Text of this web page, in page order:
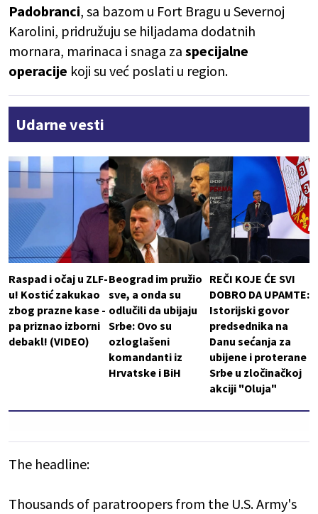
Padobranci, sa bazom u Fort Bragu u Severnoj
Karolini, pridružuju se hiljadama dodatnih
mornara, marinaca i snaga za specijalne
operacije koji su već poslati u region.
Udarne vesti
Raspad i očaj u ZLF-
u! Kostić zakukao
zbog prazne kase -
pa priznao izborni
debakl! (VIDEO)
Beograd im pružio
sve, a onda su
odlučili da ubijaju
Srbe: Ovo su
ozloglašeni
komandanti iz
Hrvatske i BiH
REČI KOJE ĆE SVI
DOBRO DA UPAMTE:
Istorijski govor
predsednika na
Danu sećanja za
ubijene i proterane
Srbe u zločinačkoj
akciji "Oluja"
The headline:
Thousands of paratroopers from the U.S. Army's